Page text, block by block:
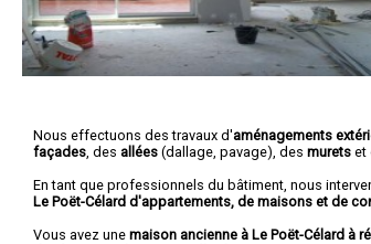
Nous effectuons des travaux d'aménagements
façades , des allées (dallage, pavage), des murets et
En tant que professionnels du bâtiment, nous
Le Poët-Célard d'appartements, de maisons et de
Vous avez une maison ancienne à Le Poët-Célard à